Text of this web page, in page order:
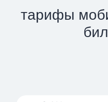
тарифы